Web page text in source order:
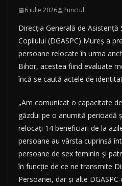
6 iulie 2026 Punctul
Direcţia Generală de Asistenţă
Copilului (DGASPC) Mureş a
persoane relocate în urma
Bihor, acestea fiind evaluate
încă se caută actele de
„Am comunicat o capacitate
găzdui pe o anumită perioadă
relocaţi 14 beneficiari de la
persoane au vârsta cuprinsă
persoane de sex feminin şi
în funcţie de ce ne transmite
Persoanei, dar şi alte